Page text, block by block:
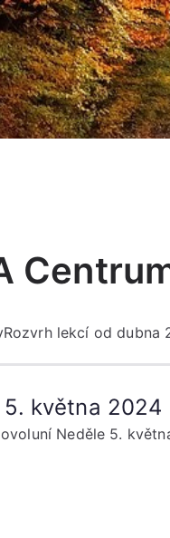
Rozvrh lekcí od dubna
května
Neděle 5.